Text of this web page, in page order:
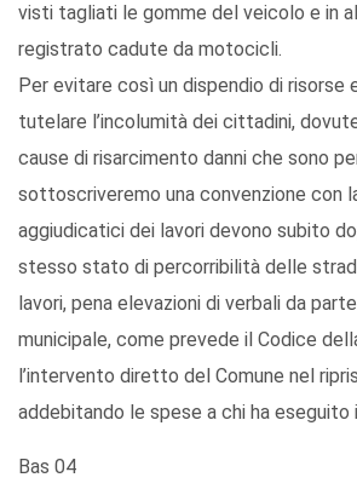
visti tagliati le gomme del veicolo e in
registrato cadute da motocicli.
Per evitare così un dispendio di risorse
tutelare l’incolumità dei cittadini,
cause di risarcimento danni che sono
sottoscriveremo una convenzione con
aggiudicatici dei lavori devono subito
stesso stato di percorribilità delle
lavori, pena elevazioni di verbali da
municipale, come prevede il Codice
l’intervento diretto del Comune nel
addebitando le spese a chi ha eseguito
Bas 04